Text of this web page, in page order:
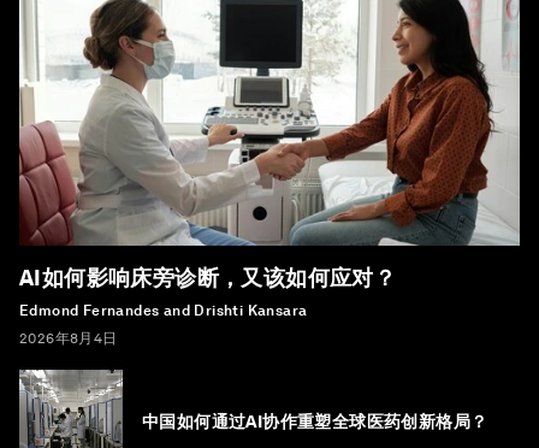
AI如何影响床旁诊断，又该如何应对？
Edmond Fernandes and Drishti Kansara
2026年8月4日
中国如何通过AI协作重塑全球医药创新格局？